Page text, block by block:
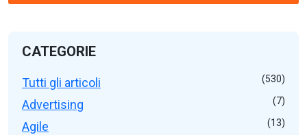
CATEGORIE
Tutti gli articoli (530)
Advertising (7)
Agile (13)